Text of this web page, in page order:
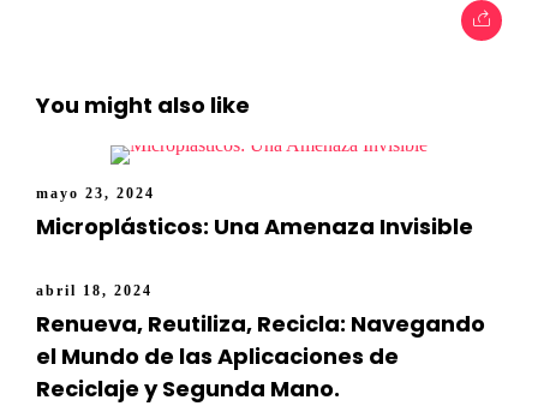
You might also like
mayo 23, 2024
Microplásticos: Una Amenaza Invisible
abril 18, 2024
Renueva, Reutiliza, Recicla: Navegando
el Mundo de las Aplicaciones de
Reciclaje y Segunda Mano.